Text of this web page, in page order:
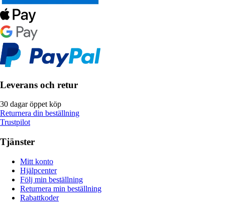
Leverans och retur
30 dagar öppet köp
Returnera din beställning
Trustpilot
Tjänster
Mitt konto
Hjälpcenter
Följ min beställning
Returnera min beställning
Rabattkoder